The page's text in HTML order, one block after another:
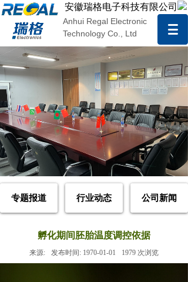
安徽瑞格电子科技有限公司
Anhui Regal Electronic
Technology Co., Ltd
专题报道 公司新闻
行业动态
孵化期间胚胎温度调控依据
来源: 发布时间: 1970-01-01 1979 次浏览